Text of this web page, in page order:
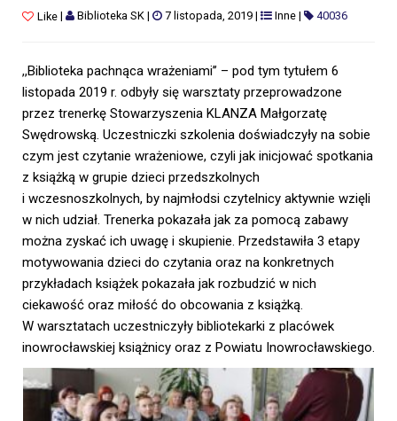
Like| Biblioteka SK| 7 listopada, 2019| Inne| 40036
,,Biblioteka pachnąca wrażeniami’’ – pod tym tytułem 6
listopada 2019 r. odbyły się warsztaty przeprowadzone
przez trenerkę Stowarzyszenia KLANZA Małgorzatę
Swędrowską. Uczestniczki szkolenia doświadczyły na sobie
czym jest czytanie wrażeniowe, czyli jak inicjować spotkania
z książką w grupie dzieci przedszkolnych
i wczesnoszkolnych, by najmłodsi czytelnicy aktywnie wzięli
w nich udział. Trenerka pokazała jak za pomocą zabawy
można zyskać ich uwagę i skupienie. Przedstawiła 3 etapy
motywowania dzieci do czytania oraz na konkretnych
przykładach książek pokazała jak rozbudzić w nich
ciekawość oraz miłość do obcowania z książką.
W warsztatach uczestniczyły bibliotekarki z placówek
inowrocławskiej książnicy oraz z Powiatu Inowrocławskiego.